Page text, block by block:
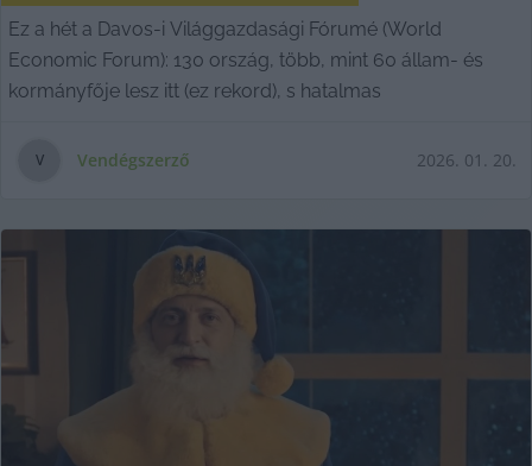
Ez a hét a Davos-i Világgazdasági Fórumé (World
Economic Forum): 130 ország, több, mint 60 állam- és
kormányfője lesz itt (ez rekord), s hatalmas
V Vendégszerző 2026. 01. 20.